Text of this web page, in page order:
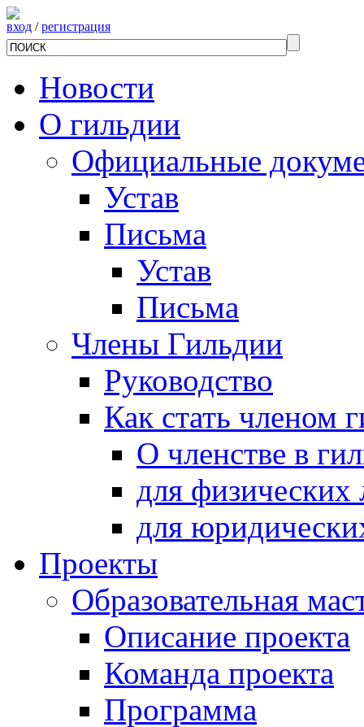
вход /регистрация
Новости
О гильдии
Официальные
Устав
Письма
Устав
Письма
Члены Гильдии
Руководство
Как стать членом
О членстве в
для физических
для
Проекты
Образовательная
Описание проекта
Команда проекта
Программа